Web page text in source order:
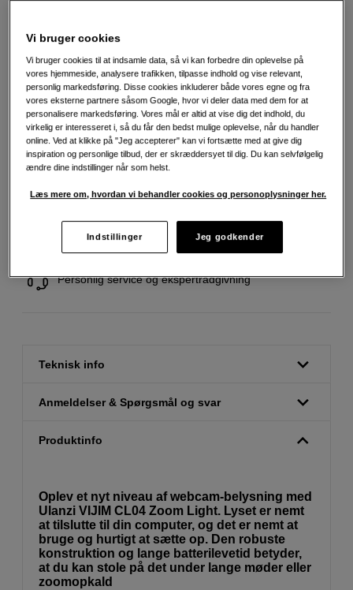
189 DKK
Læg i indkøbskurv
Personlig service og ekspertrådgivning
Teknisk info
Anmeldelser & Spørgsmål og svar
Produktinfo
Oplev et nyt niveau af webcam-belysning med
Ulanzi VIJIM CL04 Zoom Light. Lyset er nemt
at tilslutte til din computer, og det er nemt at
bruge og hurtigt at sætte op. Den robuste
konstruktion og lange batterilevetid betyder,
at du kan stole på det under lange møder eller
zoomopkald
Vi bruger cookies
Vi bruger cookies til at indsamle data, så vi kan forbedre din oplevelse på
vores hjemmeside, analysere trafikken, tilpasse indhold og vise relevant,
personlig markedsføring. Disse cookies inkluderer både vores egne og fra
vores eksterne partnere såsom Google, hvor vi deler data med dem for at
personalisere markedsføring. Vores mål er altid at vise dig det indhold, du
virkelig er interesseret i, så du får den bedst mulige oplevelse, når du handler
online. Ved at klikke på "Jeg accepterer" kan vi fortsætte med at give dig
inspiration og personlige tilbud, der er skræddersyet til dig. Du kan selvfølgelig
ændre dine indstillinger når som helst.
Læs mere om, hvordan vi behandler cookies og personoplysninger her.
Indstillinger Jeg godkender